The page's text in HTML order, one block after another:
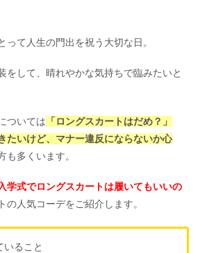
って人生の門出を祝う大切な日。
をして、晴れやかな気持ちで臨みたいと
ついては 「ロングスカートはだめ？」
たいけど、マナー違反にならないか心
も多くいます。
学式でロングスカートは履いてもいいの
の人気コーデをご紹介します。
ること